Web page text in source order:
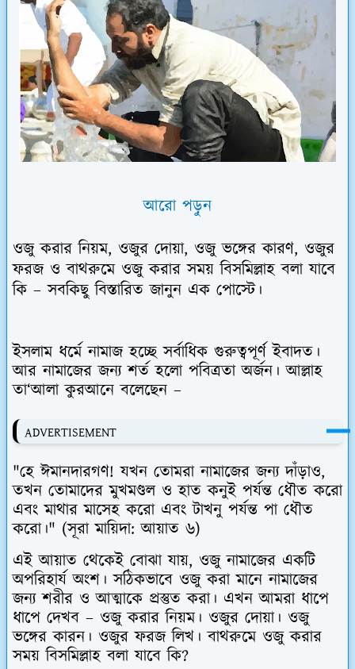
আরো পড়ুন
ওজু করার নিয়ম, ওজুর দোয়া, ওজু ভঙ্গের কারণ, ওজুর
ফরজ ও বাথরুমে ওজু করার সময় বিসমিল্লাহ বলা যাবে
কি – সবকিছু বিস্তারিত জানুন এক পোস্টে।
ইসলাম ধর্মে নামাজ হচ্ছে সর্বাধিক গুরুত্বপূর্ণ ইবাদত।
আর নামাজের জন্য শর্ত হলো পবিত্রতা অর্জন। আল্লাহ
তা‘আলা কুরআনে বলেছেন –
ADVERTISEMENT
"হে ঈমানদারগণ! যখন তোমরা নামাজের জন্য দাঁড়াও,
তখন তোমাদের মুখমণ্ডল ও হাত কনুই পর্যন্ত ধৌত করো
এবং মাথার মাসেহ করো এবং টাখনু পর্যন্ত পা ধৌত
করো।" (সূরা মায়িদা: আয়াত ৬)
এই আয়াত থেকেই বোঝা যায়, ওজু নামাজের একটি
অপরিহার্য অংশ। সঠিকভাবে ওজু করা মানে নামাজের
জন্য শরীর ও আত্মাকে প্রস্তুত করা। এখন আমরা ধাপে
ধাপে দেখব – ওজু করার নিয়ম। ওজুর দোয়া। ওজু
ভঙ্গের কারন। ওজুর ফরজ লিখ। বাথরুমে ওজু করার
সময় বিসমিল্লাহ বলা যাবে কি?